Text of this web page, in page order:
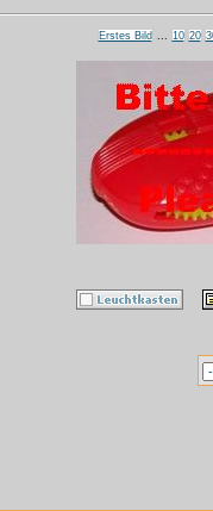
Erstes Bild 10 20